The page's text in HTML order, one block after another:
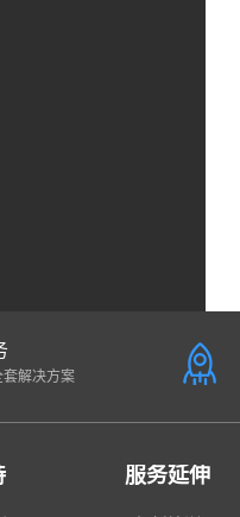
解决方案
服务延伸